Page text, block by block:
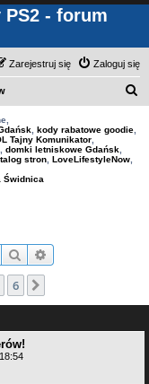
PS2 - forum
Zaloguj się
Zarejestruj się
kody rabatowe goodie
Tajny Komunikator
domki letniskowe Gdańsk
stron LoveLifestyleNow
Świdnica
Szukaj
6